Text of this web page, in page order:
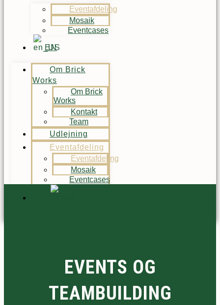
Eventafdeling
Mosaik
Eventcases
EN
Om Brick
Works
Om Brick
Works
Kontakt
Team
Udlejning
Eventafdeling
Eventafdeling
Mosaik
Eventcases
EVENTS OG
TEAMBUILDING